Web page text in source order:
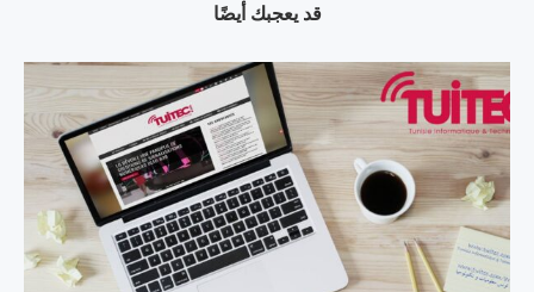
قد يعجبك أيضًا